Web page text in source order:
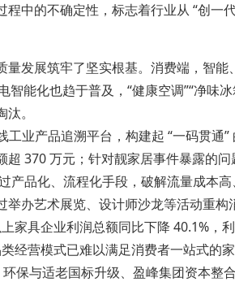
中的不确定性，标志着行业从 “创一
发展筑牢了坚实根基。消费端，智
能化也趋于普及，“健康空调”“净味
。
业产品追溯平台，构建起 “一码贯
370 万元；针对靓家居事件暴露的
品化、流程化手段，破解流量成本高
办艺术展览、设计师沙龙等活动重
家具企业利润总额同比下降 40.1%，
营模式已难以满足消费者一站式的家
保与适老国标升级、盈峰集团资本